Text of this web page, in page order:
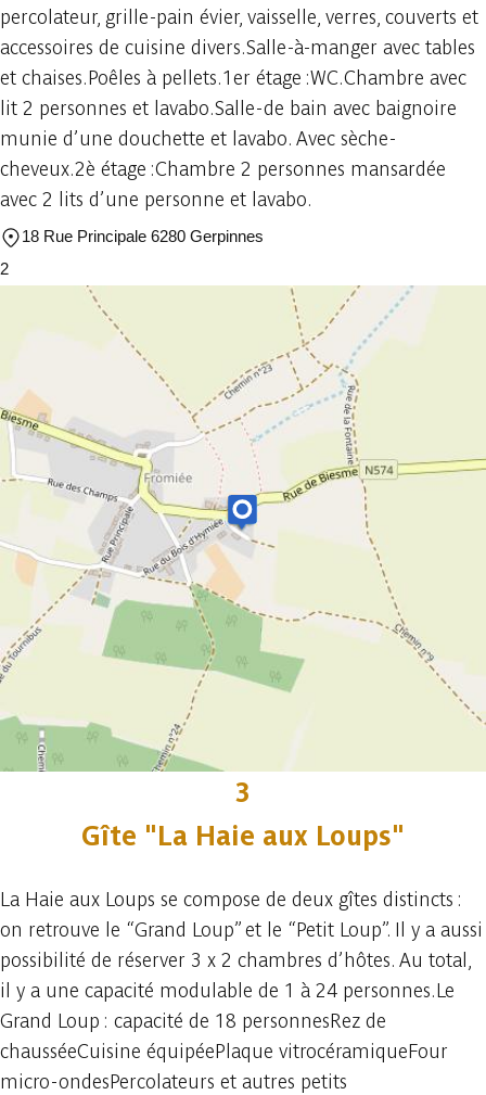
percolateur, grille-pain évier, vaisselle, verres, couverts et
accessoires de cuisine divers.Salle-à-manger avec tables
et chaises.Poêles à pellets.1er étage :WC.Chambre avec
lit 2 personnes et lavabo.Salle-de bain avec baignoire
munie d’une douchette et lavabo. Avec sèche-
cheveux.2è étage :Chambre 2 personnes mansardée
avec 2 lits d’une personne et lavabo.
18 Rue Principale 6280 Gerpinnes
2
3
Gîte "La Haie aux Loups"
La Haie aux Loups se compose de deux gîtes distincts :
on retrouve le “Grand Loup” et le “Petit Loup”. Il y a aussi
possibilité de réserver 3 x 2 chambres d’hôtes. Au total,
il y a une capacité modulable de 1 à 24 personnes.Le
Grand Loup : capacité de 18 personnesRez de
chausséeCuisine équipéePlaque vitrocéramiqueFour
micro-ondesPercolateurs et autres petits